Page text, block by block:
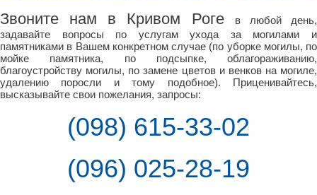
Звоните нам в Кривом Роге
в любой день,
задавайте вопросы по услугам ухода за могилами и
памятниками в Вашем конкретном случае (по уборке могилы, по
мойке памятника, по подсыпке, облагораживанию,
благоустройству могилы, по замене цветов и венков на могиле,
удалению поросли и тому подобное). Приценивайтесь,
высказывайте свои пожелания, запросы:
(098) 615-33-02
(096) 025-28-19